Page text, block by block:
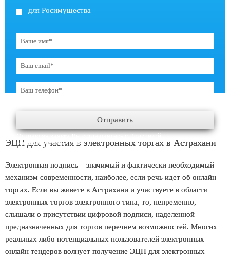
для Росимущества
Отправить
Отправляя заявку, Вы соглашаетесь сПолитикой
конфиденциальности.
ЭЦП для участия в электронных торгах в Астрахани
Электронная подпись – значимый и фактически необходимый
механизм современности, наиболее, если речь идет об онлайн
торгах. Если вы живете в Астрахани и участвуете в области
электронных торгов электронного типа, то, непременно,
слышали о присутствии цифровой подписи, наделенной
предназначенных для торгов перечнем возможностей. Многих
реальных либо потенциальных пользователей электронных
онлайн тендеров волнует получение ЭЦП для электронных